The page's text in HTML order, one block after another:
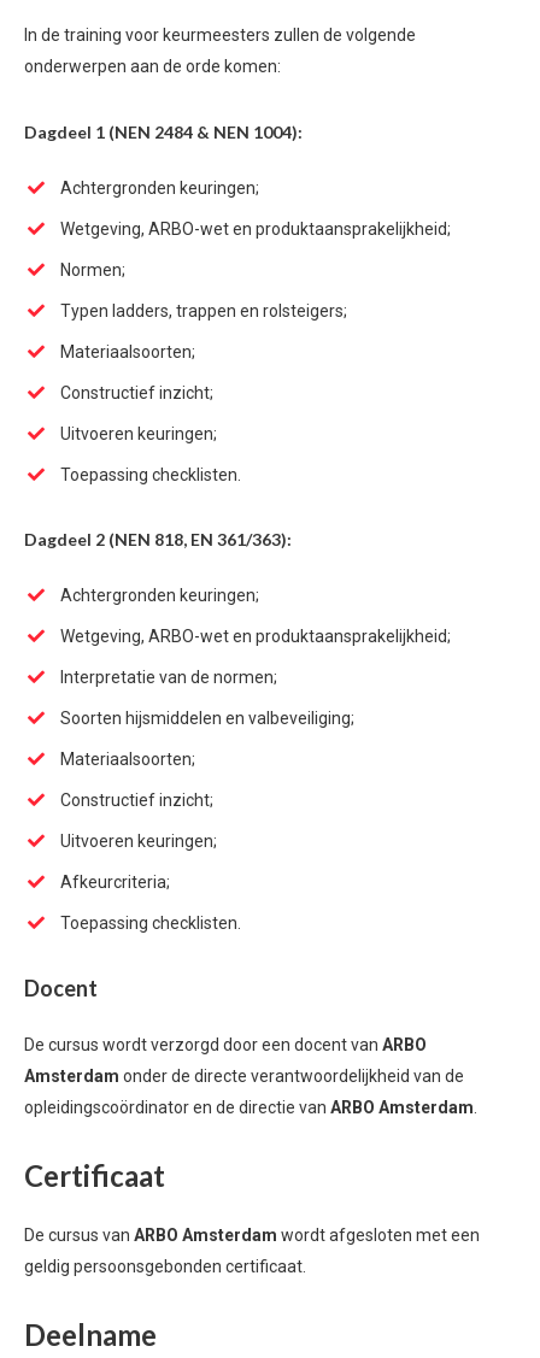
In de training voor keurmeesters zullen de volgende
onderwerpen aan de orde komen:
Dagdeel 1 (NEN 2484 & NEN 1004):
Achtergronden keuringen;
Wetgeving, ARBO-wet en produktaansprakelijkheid;
Normen;
Typen ladders, trappen en rolsteigers;
Materiaalsoorten;
Constructief inzicht;
Uitvoeren keuringen;
Toepassing checklisten.
Dagdeel 2 (NEN 818, EN 361/363):
Achtergronden keuringen;
Wetgeving, ARBO-wet en produktaansprakelijkheid;
Interpretatie van de normen;
Soorten hijsmiddelen en valbeveiliging;
Materiaalsoorten;
Constructief inzicht;
Uitvoeren keuringen;
Afkeurcriteria;
Toepassing checklisten.
Docent
De cursus wordt verzorgd door een docent van ARBO
Amsterdam onder de directe verantwoordelijkheid van de
opleidingscoördinator en de directie van ARBO Amsterdam.
Certificaat
De cursus van ARBO Amsterdam wordt afgesloten met een
geldig persoonsgebonden certificaat.
Deelname